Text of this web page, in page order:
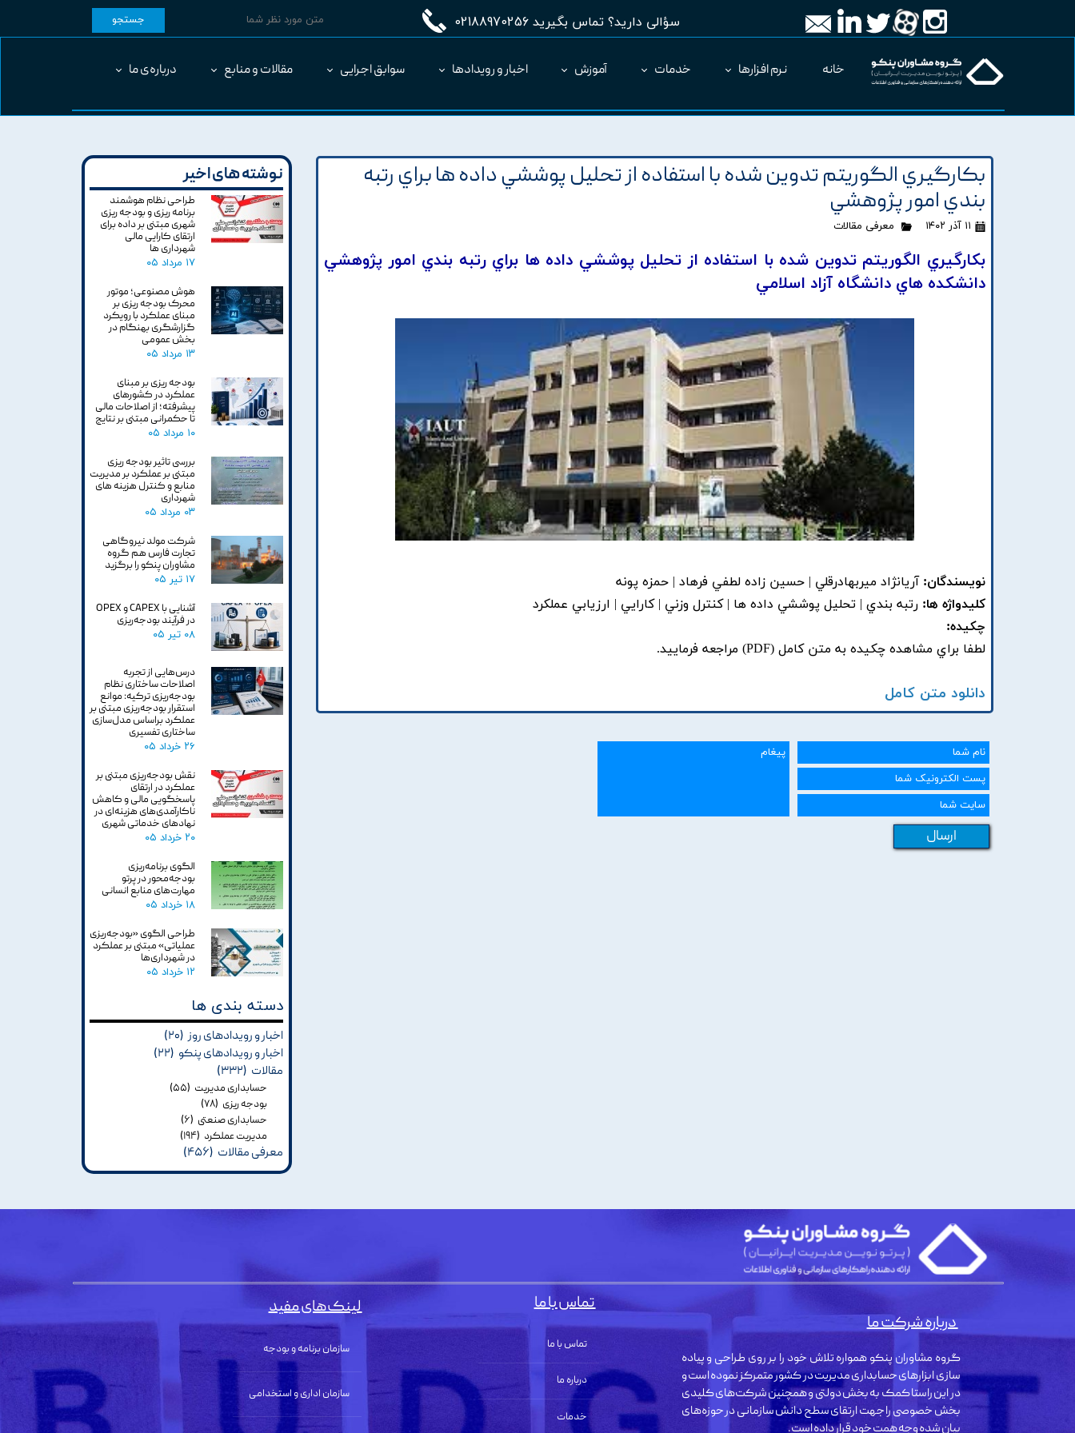
سؤالی دارید؟ تماس بگیرید 02188970256 جستجو
خانه نرم افزارها خدمات آموزش اخبار و رویدادها سوابق اجرایی مقالات و منابع درباره‌ی ما
بکارگيري الگوريتم تدوين شده با استفاده از تحليل پوششي داده ها براي رتبه
بندي امور پژوهشي
۱۱ آذر ۱۴۰۲ معرفی مقالات
بکارگيري الگوريتم تدوين شده با استفاده از تحليل پوششي داده ها براي رتبه بندي امور پژوهشي
دانشکده هاي دانشگاه آزاد اسلامي
نویسندگان: آريانژاد ميربهادرقلي | حسين زاده لطفي فرهاد | حمزه پونه
کلیدواژه ها: رتبه بندي | تحليل پوششي داده ها | کنترل وزني | کارايي | ارزيابي عملکرد
چکیده:
لطفا براي مشاهده چکيده به متن کامل (PDF) مراجعه فرماييد.
دانلود متن کامل
ارسال
نوشته های اخیر
طراحی نظام هوشمند
برنامه ریزی و بودجه ریزی
شهری مبتنی بر داده برای
ارتقای کارایی مالی
شهرداری ها
۱۷ مرداد ۰۵
هوش مصنوعی؛ موتور
محرک بودجه ریزی بر
مبنای عملکرد با رویکرد
گزارشگری بهنگام در
بخش عمومی
۱۳ مرداد ۰۵
بودجه ریزی بر مبنای
عملکرد در کشورهای
پیشرفته؛ از اصلاحات مالی
تا حکمرانی مبتنی بر نتایج
۱۰ مرداد ۰۵
بررسی تاثیر بودجه ریزی
مبتنی بر عملکرد بر مدیریت
منابع و کنترل هزینه های
شهرداری
۰۳ مرداد ۰۵
شرکت مولد نیروگاهی
تجارت فارس هم گروه
مشاوران پنکو را برگزید
۱۷ تیر ۰۵
آشنایی با CAPEX و OPEX
در فرآیند بودجه‌ریزی
۰۸ تیر ۰۵
درس‌هایی از تجربه
اصلاحات ساختاری نظام
بودجه‌ریزی ترکیه: موانع
استقرار بودجه‌ریزی مبتنی بر
عملکرد براساس مدل‌سازی
ساختاری تفسیری
۲۶ خرداد ۰۵
نقش بودجه‌ریزی مبتنی بر
عملکرد در ارتقای
پاسخگویی مالی و کاهش
ناکارآمدی‌های هزینه‌ای در
نهادهای خدماتی شهری
۲۰ خرداد ۰۵
الگوی برنامه‌ریزی
بودجه‌محور در پرتو
مهارت‌های منابع انسانی
۱۸ خرداد ۰۵
طراحی الگوی «بودجه‌ریزی
عملیاتی» مبتنی بر عملکرد
در شهرداری‌ها
۱۲ خرداد ۰۵
دسته بندی ها
اخبار و رویدادهای روز (۲۰)
اخبار و رویدادهای پنکو (۲۲)
مقالات (۳۳۲)
حسابداری مدیریت (۵۵)
بودجه ریزی (۷۸)
حسابداری صنعتی (۶)
مدیریت عملکرد (۱۹۴)
معرفی مقالات (۴۵۶)
لینک‌های مفید
سازمان برنامه و بودجه
سازمان اداری و استخدامی
تماس با ما
درباره ما
خدمات
تماس با ما
گروه مشاوران پنکو همواره تلاش خود را بر روی طراحی و پیاده
سازی ابزارهای حسابداری مدیریت در کشور متمرکز نموده است و
در این راستا کمک به بخش دولتی و همچنین شرکت‌های کلیدی
بخش خصوصی را جهت ارتقای سطح دانش سازمانی در حوزه‌های
بیان شده وجه همت خود قرار داده است.
درباره شرکت ما